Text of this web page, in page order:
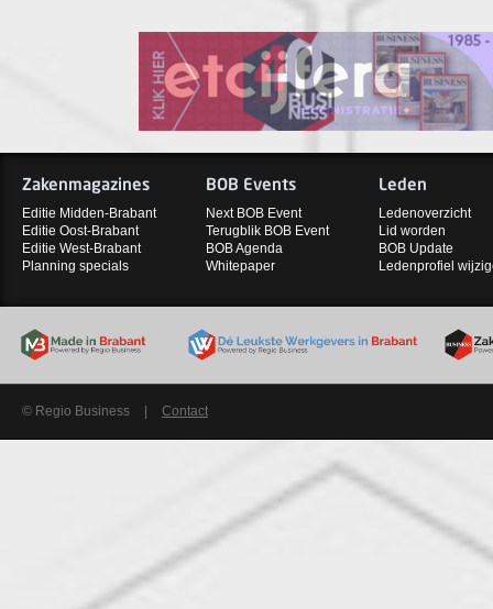
Zakenmagazines
Editie Midden-Brabant
Editie Oost-Brabant
Editie West-Brabant
Planning specials
BOB Events
Next BOB Event
Terugblik BOB Event
BOB Agenda
Whitepaper
Leden
Ledenoverzicht
Lid worden
BOB Update
Ledenprofiel
© Regio Business Contact